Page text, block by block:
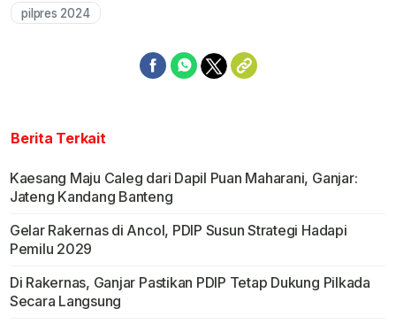
pilpres 2024
Berita Terkait
Kaesang Maju Caleg dari Dapil Puan Maharani, Ganjar:
Jateng Kandang Banteng
Gelar Rakernas di Ancol, PDIP Susun Strategi Hadapi
Pemilu 2029
Di Rakernas, Ganjar Pastikan PDIP Tetap Dukung Pilkada
Secara Langsung